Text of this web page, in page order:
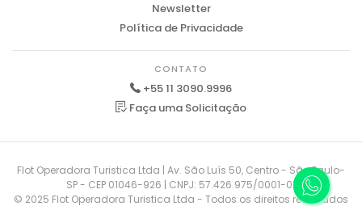
Newsletter
Política de Privacidade
CONTATO
+55 11 3090.9996
Faça uma Solicitação
Flot Operadora Turistica Ltda | Av. São Luís 50, Centro - São Paulo-
SP - CEP 01046-926 | CNPJ: 57.426.975/0001-01
© 2025 Flot Operadora Turistica Ltda - Todos os direitos reservados